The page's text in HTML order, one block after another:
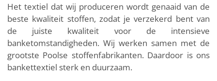
Het textiel dat wij produceren wordt genaaid van de
beste kwaliteit stoffen, zodat je verzekerd bent van
de juiste kwaliteit voor de intensieve
banketomstandigheden. Wij werken samen met de
grootste Poolse stoffenfabrikanten. Daardoor is ons
bankettextiel sterk en duurzaam.